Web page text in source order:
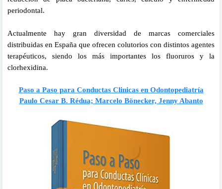
periodontal.
Actualmente hay gran diversidad de marcas comerciales
distribuidas en España que ofrecen colutorios con distintos agentes
terapéuticos, siendo los más importantes los fluoruros y la
clorhexidina.
Paso a Paso para Conductas Clinicas en Odontopediatría
Paulo Cesar B. Rédua; Marcelo Bönecker, Jenny Abanto